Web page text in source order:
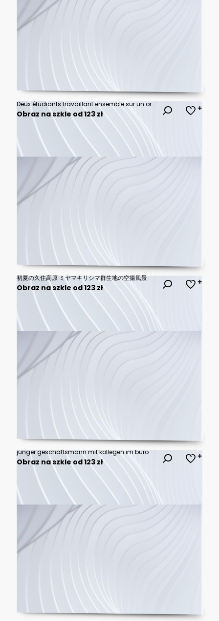
Deux étudiants travaillant ensemble sur un ordinateur dans un espace universitaire
Obraz na szkle od 123 zł
初夏の久住高原 ミヤマキリシマ群生地の空撮風景
Obraz na szkle od 123 zł
junger geschäftsmann mit kollegen im büro
Obraz na szkle od 123 zł